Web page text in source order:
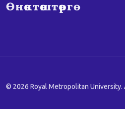
Өнөктөштөргө
© 2026 Royal Metropolitan University.